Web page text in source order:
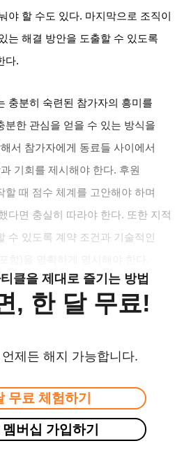
야 할 수도 있다. 마지막으로 조직이
는 해결 방안을 도출할 수 있도록
다.
충분히 숙련된 참가자의 흥미를
분한 관심을 얻을 수 있는 방식을
서 참가자에게 동료들 사이에서
기회를 제시해야 한다. 후원
할 때 점수 체계를 고안해야 하며
다면 충실히 따라야 한다. 또한 지적
수 있도록 계약 조건과 기술적인
클을 제대로 즐기는 방법
, 한 달 무료!
제든 해지 가능합니다.
무료 체험하기
버십 가입하기